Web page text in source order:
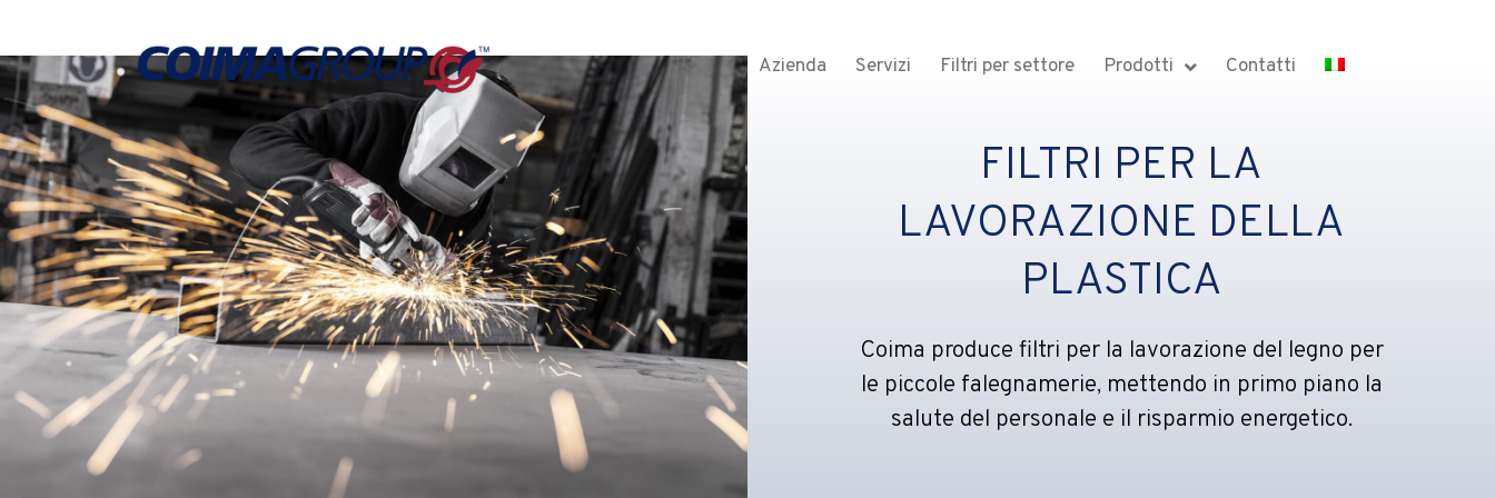
Azienda Servizi Filtri per settore Prodotti Contatti
FILTRI PER LA
LAVORAZIONE DELLA
PLASTICA
Coima produce filtri per la lavorazione del legno per
le piccole falegnamerie, mettendo in primo piano la
salute del personale e il risparmio energetico.